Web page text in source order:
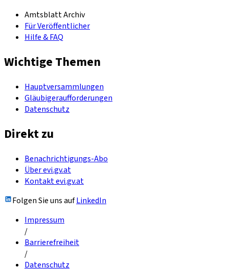
Amtsblatt Archiv
Für Veröffentlicher
Hilfe & FAQ
Wichtige Themen
Hauptversammlungen
Gläubigeraufforderungen
Datenschutz
Direkt zu
Benachrichtigungs-Abo
Über evi.gv.at
Kontakt evi.gv.at
Folgen Sie uns aufLinkedIn
Impressum
/
Barrierefreiheit
/
Datenschutz